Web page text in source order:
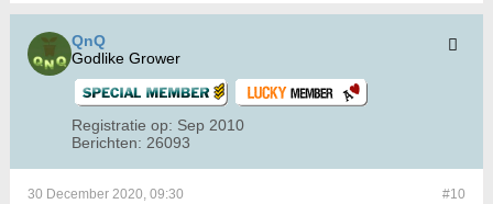
QnQ
Godlike Grower
Registratie op: Sep 2010
Berichten: 26093
#10
30 December 2020, 09:30